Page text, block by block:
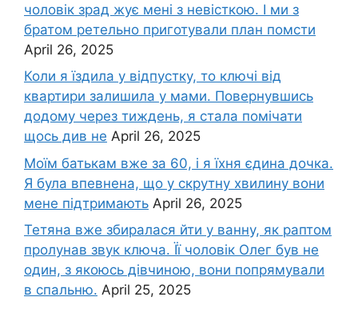
чоловік зpад жує мені з невісткою. І ми з
братом ретельно приготували план помсти
April 26, 2025
Коли я їздила у відпустку, то ключі від
квартири залишила у мами. Повернувшись
додому через тиждень, я стала помічати
щось див не April 26, 2025
Моїм батькам вже за 60, і я їхня єдина дочка.
Я була впевнена, що у скрутну хвилину вони
мене підтримають April 26, 2025
Тетяна вже збиралася йти у ванну, як раптом
пролунав звук ключа. Її чоловік Олег був не
один, з якоюсь дівчиною, вони попрямували
в спальню. April 25, 2025